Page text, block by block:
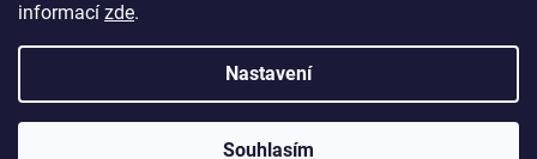
informací zde.
Nastavení
Souhlasím
Copyright 2026